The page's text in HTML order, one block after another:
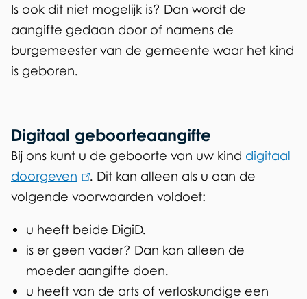
Is ook dit niet mogelijk is? Dan wordt de
aangifte gedaan door of namens de
burgemeester van de gemeente waar het kind
is geboren.
Digitaal geboorteaangifte
Bij ons kunt u de geboorte van uw kind digitaal
doorgeven
l
n
k
i
. Dit kan alleen als u aan de
volgende voorwaarden voldoet:
u heeft beide DigiD.
is er geen vader? Dan kan alleen de
moeder aangifte doen.
u heeft van de arts of verloskundige een